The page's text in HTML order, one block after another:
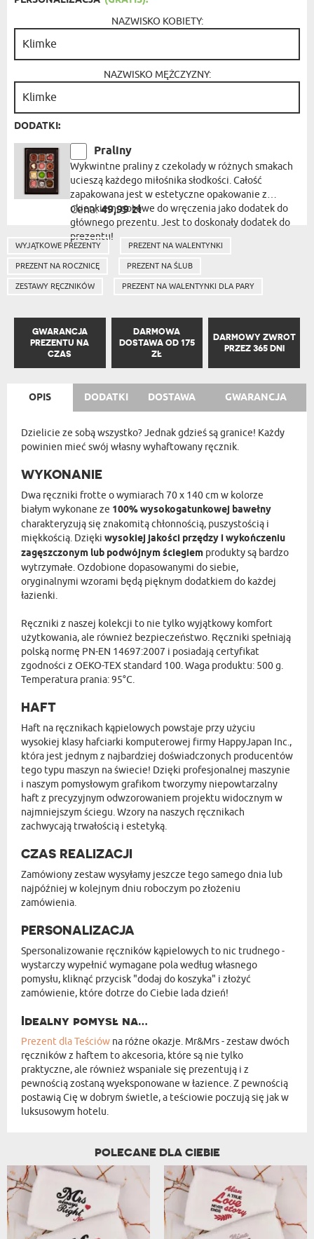
NAZWISKO KOBIETY:
NAZWISKO MĘŻCZYZNY:
DODATKI:
Praliny
Wykwintne praliny z czekolady w różnych smakach
ucieszą każdego miłośnika słodkości. Całość
zapakowana jest w estetyczne opakowanie z
okienkiem, gotowe do wręczenia jako dodatek do
głównego prezentu. Jest to doskonały dodatek do
prezentu!
Cena:49,99 zł
WYJĄTKOWE PREZENTY PREZENT NA WALENTYNKI
PREZENT NA ROCZNICĘ PREZENT NA ŚLUB
ZESTAWY RĘCZNIKÓW PREZENT NA WALENTYNKI DLA PARY
GWARANCJA
PREZENTU NA
CZAS
DARMOWA
DOSTAWA OD 175
ZŁ
DARMOWY ZWROT
PRZEZ 365 DNI
OPIS DODATKI DOSTAWA GWARANCJA
Dzielicie ze sobą wszystko? Jednak gdzieś są granice! Każdy
powinien mieć swój własny wyhaftowany ręcznik.
WYKONANIE
Dwa ręczniki frotte o wymiarach 70 x 140 cm w kolorze
białym wykonane ze 100% wysokogatunkowej bawełny
charakteryzują się znakomitą chłonnością, puszystością i
miękkością. Dzięki wysokiej jakości przędzy i wykończeniu
zagęszczonym lub podwójnym ściegiem produkty są bardzo
wytrzymałe. Ozdobione dopasowanymi do siebie,
oryginalnymi wzorami będą pięknym dodatkiem do każdej
łazienki.
Ręczniki z naszej kolekcji to nie tylko wyjątkowy komfort
użytkowania, ale również bezpieczeństwo. Ręczniki spełniają
polską normę PN-EN 14697:2007 i posiadają certyfikat
zgodności z OEKO-TEX standard 100. Waga produktu: 500 g.
Temperatura prania: 95°C.
HAFT
Haft na ręcznikach kąpielowych powstaje przy użyciu
wysokiej klasy hafciarki komputerowej firmy HappyJapan Inc.,
która jest jednym z najbardziej doświadczonych producentów
tego typu maszyn na świecie! Dzięki profesjonalnej maszynie
i naszym pomysłowym grafikom tworzymy niepowtarzalny
haft z precyzyjnym odwzorowaniem projektu widocznym w
najmniejszym ściegu. Wzory na naszych ręcznikach
zachwycają trwałością i estetyką.
CZAS REALIZACJI
Zamówiony zestaw wysyłamy jeszcze tego samego dnia lub
najpóźniej w kolejnym dniu roboczym po złożeniu
zamówienia.
PERSONALIZACJA
Spersonalizowanie ręczników kąpielowych to nic trudnego -
wystarczy wypełnić wymagane pola według własnego
pomysłu, kliknąć przycisk "dodaj do koszyka" i złożyć
zamówienie, które dotrze do Ciebie lada dzień!
Idealny pomysł na…
Prezent dla Teściów na różne okazje. Mr&Mrs - zestaw dwóch
ręczników z haftem to akcesoria, które są nie tylko
praktyczne, ale również wspaniale się prezentują i z
pewnością zostaną wyeksponowane w łazience. Z pewnością
postawią Cię w dobrym świetle, a teściowie poczują się jak w
luksusowym hotelu.
POLECANE DLA CIEBIE